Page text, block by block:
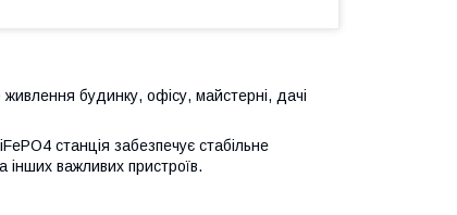
будинку, офісу, майстерні, дачі
станція забезпечує стабільне
інших важливих пристроїв.